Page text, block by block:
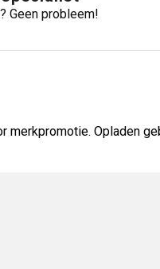
Geen probleem!
merkpromotie. Opladen